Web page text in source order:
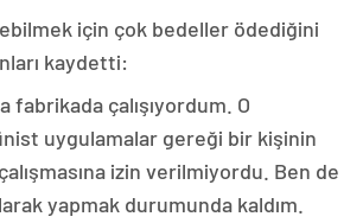
için çok bedeller ödediğini
kaydetti:
fabrikada çalışıyordum. O
uygulamalar gereği bir kişinin
izin verilmiyordu. Ben de
yapmak durumunda kaldım.